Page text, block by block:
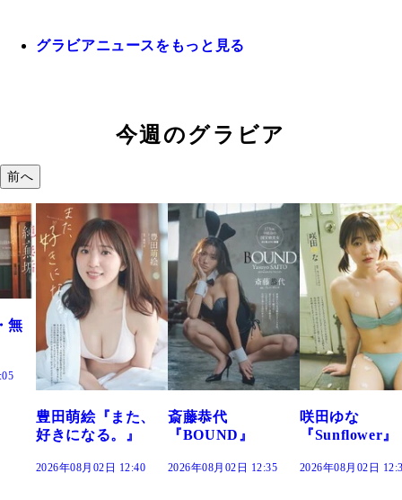
グラビアニュースをもっと見る
今週のグラビア
前へ
斎藤恭代
『BOUND』
2026年08月02日 12:35
咲田ゆな
『Sunflower』
2026年08月02日 12:30
藤水咲桜『花
だまり』
2026年08月02日